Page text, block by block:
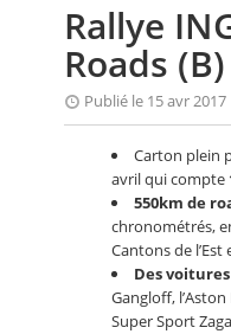
ANNUAIRES
PETITES ANNONCES
Rallye
Roads
Publié le 15 avr 2017
Carton plein
avril qui compte
550km de
chronométrés,
Cantons de
Des
Gangloff,
Super Sport